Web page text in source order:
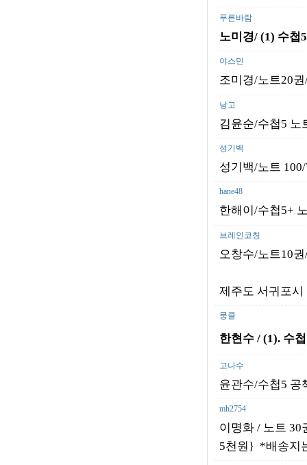
푸른바람
노미경/ (1) 수첩5
야스민
조미경/노트20
낭고
김윤순/수첩5 노
성기백
성기백/노트
hane48
한해이/수첩5+
브레인코칭
오창수/노트10
제주도 서귀포시
뭉클
한현수 / (1). 수
고나수
윤관수/수첩5 공
mh2754
이명화 / 노트 30
5천원} *배송지